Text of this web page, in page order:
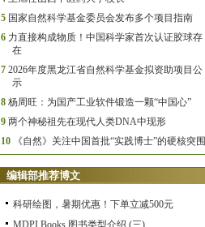
5 国家自然科学基金委员会发布多个项目指南
6 力直接构成物质！中国科学家首次认证胶球存
在
7 2026年度黑龙江省自然科学基金拟资助项目公
示
8 杨周旺：为国产工业软件锻造一颗“中国心”
9 两个神秘祖先在现代人类DNA中现形
10
《自然》关注中国首批“实践博士”的硬核突围
编辑部推荐博文
科研绘图，暑期优惠！下单立减500元
MDPI Books 图书类型介绍 (三)